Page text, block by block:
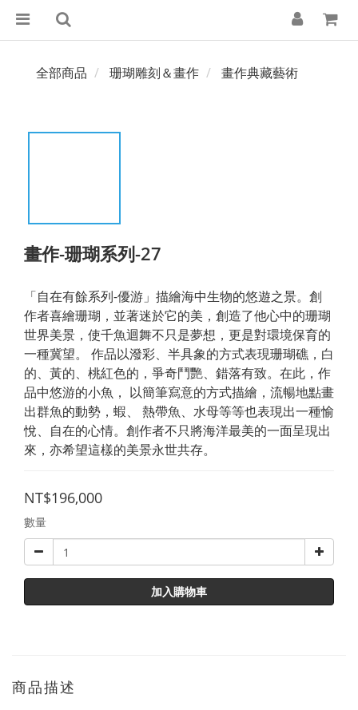
全部商品 珊瑚雕刻＆畫作 畫作典藏藝術
畫作-珊瑚系列-27
「自在有餘系列-優游」描繪海中生物的悠遊之景。創
作者喜繪珊瑚，並著迷於它的美，創造了他心中的珊瑚
世界美景，使千魚迴舞不只是夢想，更是對環境保育的
一種冀望。 作品以潑彩、半具象的方式表現珊瑚礁，白
的、黃的、桃紅色的，爭奇鬥艷、錯落有致。在此，作
品中悠游的小魚， 以簡筆寫意的方式描繪，流暢地點畫
出群魚的動勢，蝦、 熱帶魚、水母等等也表現出一種愉
悅、自在的心情。創作者不只將海洋最美的一面呈現出
來，亦希望這樣的美景永世共存。
NT$196,000
數量
加入購物車
商品描述